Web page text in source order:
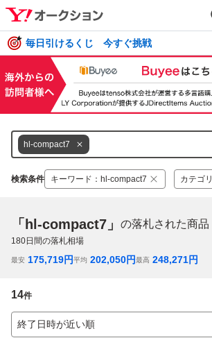
毎日引けるくじ 今すぐ挑戦
hl-compact7
検索条件 キーワード ： hl-compact7 カテゴリ
「hl-compact7」 の落札された商品
180日間の落札相場
最安 175,719円平均 202,050円最高 248,271円
14件
終了日時が近い順